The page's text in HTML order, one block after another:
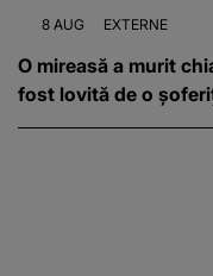
8 AUG EXTERNE
O mireasă a murit
fost lovită de o